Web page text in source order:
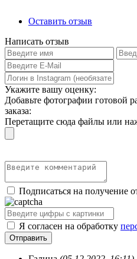
Оставить отзыв
Написать отзыв
Укажите вашу оценку:
Добавьте фотографии готовой
заказа:
Перетащите сюда файлы или
Подписаться на получение
Я согласен на обработку